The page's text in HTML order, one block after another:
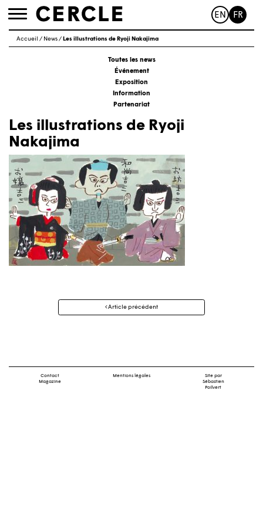
Toggle
EN FR
Accueil / News/ Les illustrations de Ryoji Nakajima
Toutes les news
Événement
Exposition
Information
Partenariat
Les illustrations de Ryoji
Nakajima
Navigation
Article précédent
Contact
Magazine
Mentions légales
Site par
Sébastien
Poilvert